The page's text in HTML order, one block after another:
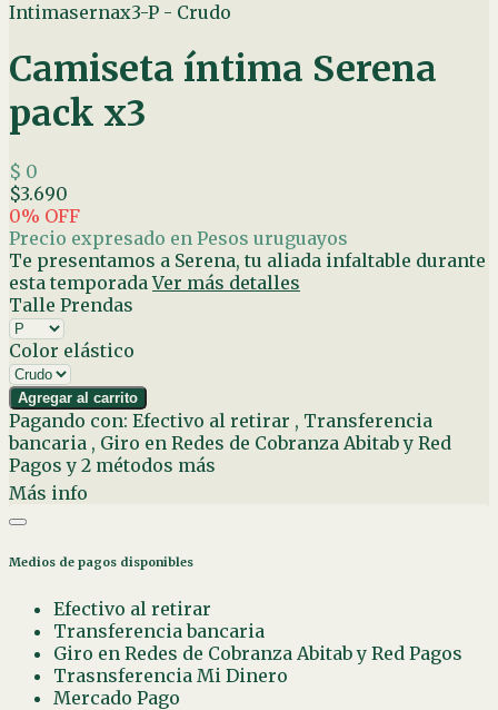
Intimasernax3-P - Crudo
Camiseta íntima Serena
pack x3
$ 0
$3.690
0% OFF
Precio expresado en Pesos uruguayos
Te presentamos a Serena, tu aliada infaltable durante
esta temporadaVer más detalles
Talle Prendas
Color elástico
Agregar al carrito
Pagando con: Efectivo al retirar , Transferencia
bancaria , Giro en Redes de Cobranza Abitab y Red
Pagos y 2 métodos más
Más info
Medios de pagos disponibles
Efectivo al retirar
Transferencia bancaria
Giro en Redes de Cobranza Abitab y Red Pagos
Trasnsferencia Mi Dinero
Mercado Pago